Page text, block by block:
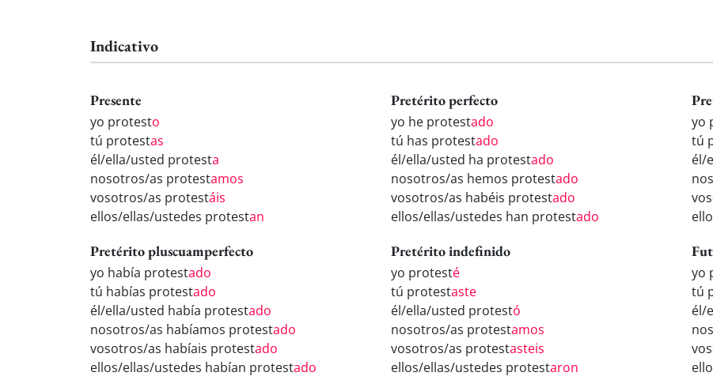
Indicativo
Presente
yo protesto
tú protestas
él/ella/usted protesta
nosotros/as protestamos
vosotros/as protestáis
ellos/ellas/ustedes protestan
Pretérito perfecto
yo he protestado
tú has protestado
él/ella/usted ha protestado
nosotros/as hemos protestado
vosotros/as habéis protestado
ellos/ellas/ustedes han protestado
yo
tú
él/
Pretérito pluscuamperfecto
yo había protestado
tú habías protestado
él/ella/usted había protestado
nosotros/as habíamos protestado
vosotros/as habíais protestado
ellos/ellas/ustedes habían protestado
Pretérito indefinido
yo protesté
tú protestaste
él/ella/usted protestó
nosotros/as protestamos
vosotros/as protestasteis
ellos/ellas/ustedes protestaron
yo
tú
él/